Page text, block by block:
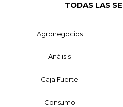
TODAS LAS
Agronegocios
Análisis
Caja Fuerte
Consumo